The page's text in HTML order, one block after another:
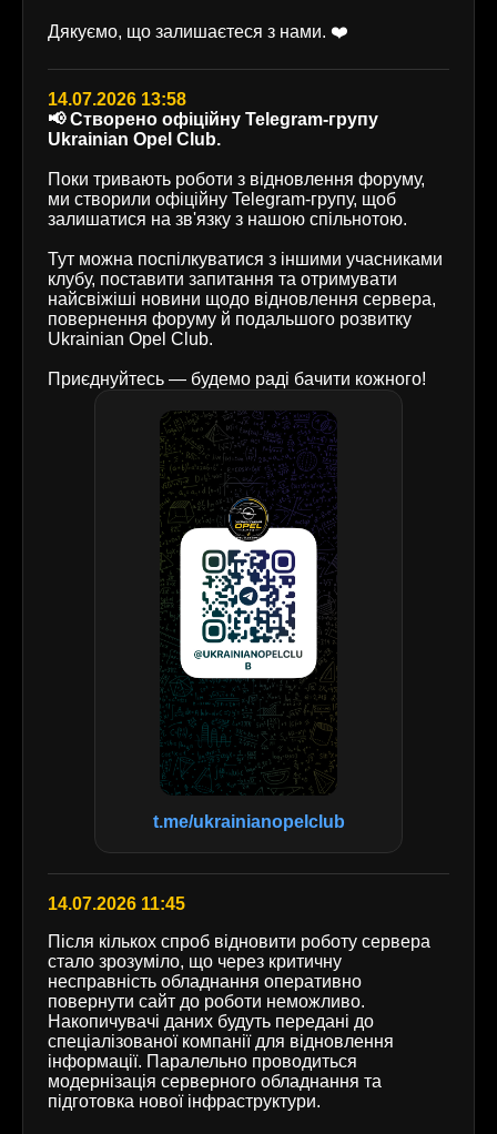
Дякуємо, що залишаєтеся з нами. ❤️
14.07.2026 13:58
📢 Створено офіційну Telegram-групу
Ukrainian Opel Club.
Поки тривають роботи з відновлення форуму,
ми створили офіційну Telegram-групу, щоб
залишатися на зв'язку з нашою спільнотою.
Тут можна поспілкуватися з іншими учасниками
клубу, поставити запитання та отримувати
найсвіжіші новини щодо відновлення сервера,
повернення форуму й подальшого розвитку
Ukrainian Opel Club.
Приєднуйтесь — будемо раді бачити кожного!
t.me/ukrainianopelclub
14.07.2026 11:45
Після кількох спроб відновити роботу сервера
стало зрозуміло, що через критичну
несправність обладнання оперативно
повернути сайт до роботи неможливо.
Накопичувачі даних будуть передані до
спеціалізованої компанії для відновлення
інформації. Паралельно проводиться
модернізація серверного обладнання та
підготовка нової інфраструктури.